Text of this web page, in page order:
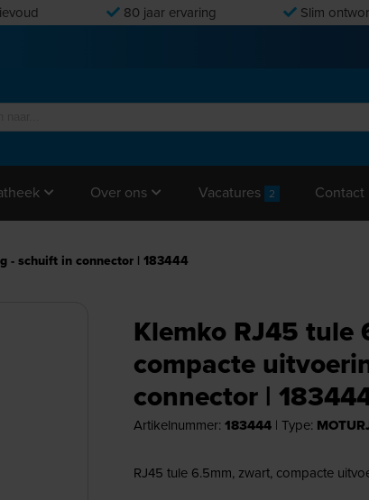
80 jaar ervaring Slim
Over ons Vacatures 2 Contact
- schuift in connector | 183444
Klemko RJ45 tule
compacte
connector |
Artikelnummer: 183444| Type:
RJ45 tule 6.5mm, zwart, compacte